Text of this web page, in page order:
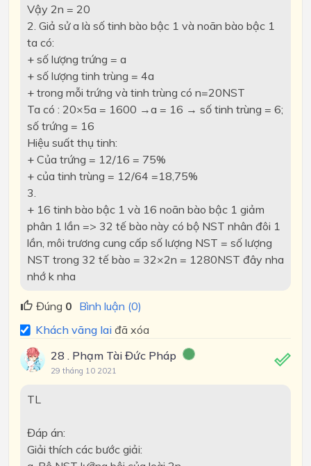
Vậy 2n = 20
2. Giả sử a là số tinh bào bậc 1 và noãn bào bậc 1
ta có:
+ số lượng trứng = a
+ số lượng tinh trùng = 4a
+ trong mỗi trứng và tinh trùng có n=20NST
Ta có : 20×5a = 1600 →a = 16 → số tinh trùng = 6;
số trứng = 16
Hiệu suất thụ tinh:
+ Của trứng = 12/16 = 75%
+ của tinh trùng = 12/64 =18,75%
3.
+ 16 tinh bào bậc 1 và 16 noãn bào bậc 1 giảm
phân 1 lần => 32 tế bào này có bộ NST nhân đôi 1
lần, môi trương cung cấp số lượng NST = số lượng
NST trong 32 tế bào = 32×2n = 1280NST đây nha
nhớ k nha
Đúng 0 Bình luận (0)
Khách vãng lai đã xóa
28 . Phạm Tài Đức Pháp
29 tháng 10 2021
TL
Đáp án:
Giải thích các bước giải: